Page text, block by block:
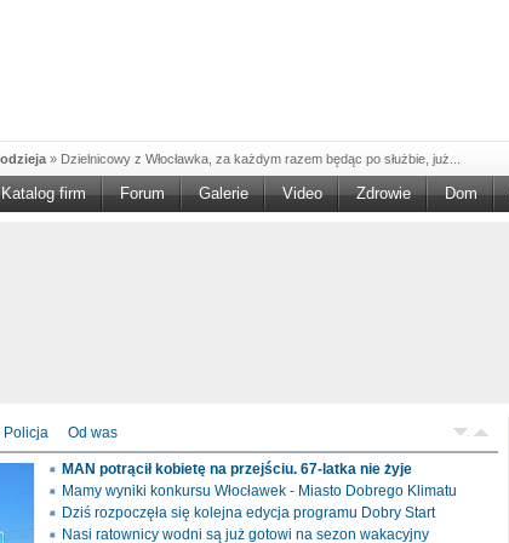
» Dzielnicowy z Włocławka, za każdym razem będąc po służbie, już...
w NGO'»Ruszył nabór w konkursie „Wsparcie Organizacji Wolontariatu w NGO –
» Od czerwca rozpoczął się nowy okres świadczeniowy 800 plus, który
» Policjanci ruchu drogowego przeprowadzili na drogach Włocławka i
Katalog firm Forum Galerie Video Zdrowie Dom
Policja Od was
MAN potrącił kobietę na przejściu. 67-latka nie żyje
Mamy wyniki konkursu Włocławek - Miasto Dobrego Klimatu
Dziś rozpoczęła się kolejna edycja programu Dobry Start
Nasi ratownicy wodni są już gotowi na sezon wakacyjny